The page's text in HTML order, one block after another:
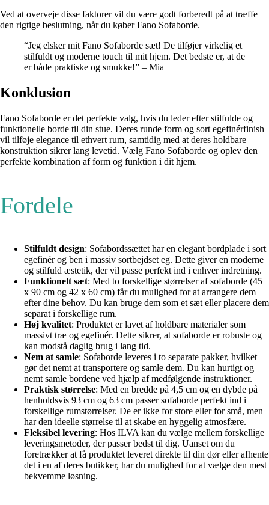
Ved at overveje disse faktorer vil du være godt forberedt på at træffe
den rigtige beslutning, når du køber Fano Sofaborde.
“Jeg elsker mit Fano Sofaborde sæt! De tilføjer virkelig et
stilfuldt og moderne touch til mit hjem. Det bedste er, at de
er både praktiske og smukke!” – Mia
Konklusion
Fano Sofaborde er det perfekte valg, hvis du leder efter stilfulde og
funktionelle borde til din stue. Deres runde form og sort egefinérfinish
vil tilføje elegance til ethvert rum, samtidig med at deres holdbare
konstruktion sikrer lang levetid. Vælg Fano Sofaborde og oplev den
perfekte kombination af form og funktion i dit hjem.
Fordele
Stilfuldt design: Sofabordssættet har en elegant bordplade i sort
egefinér og ben i massiv sortbejdset eg. Dette giver en moderne
og stilfuld æstetik, der vil passe perfekt ind i enhver indretning.
Funktionelt sæt: Med to forskellige størrelser af sofaborde (45
x 90 cm og 42 x 60 cm) får du mulighed for at arrangere dem
efter dine behov. Du kan bruge dem som et sæt eller placere dem
separat i forskellige rum.
Høj kvalitet: Produktet er lavet af holdbare materialer som
massivt træ og egefinér. Dette sikrer, at sofaborde er robuste og
kan modstå daglig brug i lang tid.
Nem at samle: Sofaborde leveres i to separate pakker, hvilket
gør det nemt at transportere og samle dem. Du kan hurtigt og
nemt samle bordene ved hjælp af medfølgende instruktioner.
Praktisk størrelse: Med en bredde på 4,5 cm og en dybde på
henholdsvis 93 cm og 63 cm passer sofaborde perfekt ind i
forskellige rumstørrelser. De er ikke for store eller for små, men
har den ideelle størrelse til at skabe en hyggelig atmosfære.
Fleksibel levering: Hos ILVA kan du vælge mellem forskellige
leveringsmetoder, der passer bedst til dig. Uanset om du
foretrækker at få produktet leveret direkte til din dør eller afhente
det i en af deres butikker, har du mulighed for at vælge den mest
bekvemme løsning.